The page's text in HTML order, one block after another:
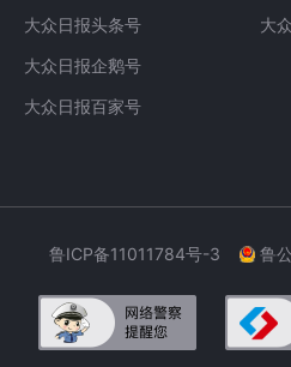
大众日报头条号
大众日报企鹅号
大众日报百家号
大
鲁ICP备11011784号-3 鲁